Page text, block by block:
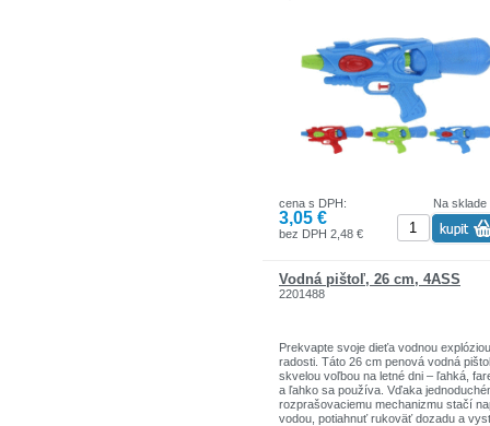
Na sklade
cena s DPH:
3,05 €
bez DPH 2,48 €
Vodná pištoľ, 26 cm, 4ASS
2201488
Prekvapte svoje dieťa vodnou explóziou
radosti. Táto 26 cm penová vodná
skvelou voľbou na letné dni – ľahká,
a ľahko sa používa. Vďaka
rozprašovaciemu mechanizmu stačí
vodou, potiahnuť rukoväť dozadu a